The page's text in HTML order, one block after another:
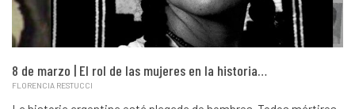
8 de marzo | El rol de las mujeres en la historia…
FLORENCIA RESTUCCI